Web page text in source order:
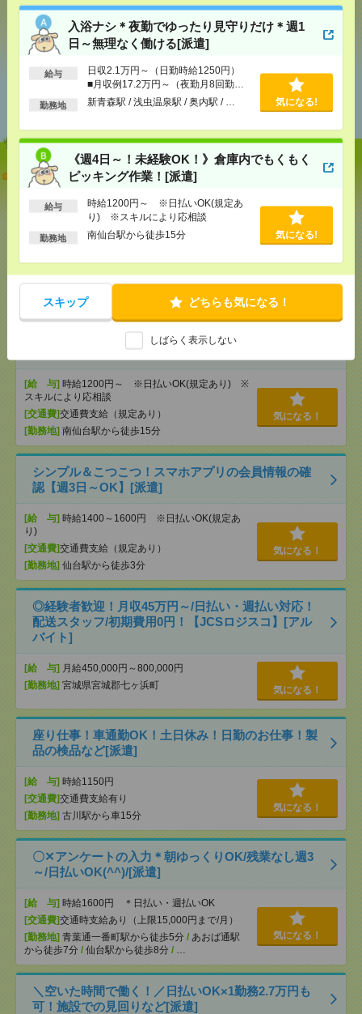
入浴ナシ＊夜勤でゆったり見守りだけ＊週1
日～無理なく働ける[派遣]
給与
日収2.1万円～（日勤時給1250円）
■月収例17.2万円～（夜勤月8回勤務
の場合）
勤務地 新青森駅 / 浅虫温泉駅 / 奥内駅 / … 気になる!
《週4日～！未経験OK！》倉庫内でもくもく
ピッキング作業！[派遣]
給与
時給1200円～ ※日払いOK(規定あ
り) ※スキルにより応相談
勤務地 南仙台駅から徒歩15分 気になる!
スキップ どちらも気になる！
しばらく表示しない
シェア ツイート ブックマーク
あなたの閲覧履歴からの
おすすめ
入浴ナシ＊夜勤でゆったり見守りだけ＊週1日～無理
なく働ける[派遣]
日収2.1万円～（日勤時給1250円） ■月
収例17.2万円～（夜勤月8回勤務の場合）
（規定あり） ■無料駐車場もご相談ください
[勤務地]新青森駅 奥内駅 / …
気になる！
《週4日～！未経験OK！》倉庫内でもくもくピッキ
[給 与] 時給1200円～ ※日払いOK(規定あり) ※
スキルにより応相談
[交通費]交通費支給（規定あり）
[勤務地] 南仙台駅から徒歩15分
気になる！
シンプル＆こつこつ！スマホアプリの会員情報の確
認【週3日～OK】[派遣]
[給 与] 時給1400～1600円 ※日払いOK(規定あ
り)
[交通費]交通費支給（規定あり）
[勤務地] 仙台駅から徒歩3分
気になる！
◎経験者歓迎！月収45万円～/日払い・週払い対応！
配送スタッフ/初期費用0円！【JCSロジスコ】[アル
バイト]
[給 与] 月給450,000円～800,000円
[勤務地] 宮城県宮城郡七ヶ浜町 気になる！
座り仕事！車通勤OK！土日休み！日勤のお仕事！製
品の検品など[派遣]
[給 与] 時給1150円
[交通費]交通費支給有り
[勤務地] 古川駅から車15分
気になる！
〇✕アンケートの入力＊朝ゆっくりOK/残業なし週3
～/日払いOK(^^)/[派遣]
[給 与] 時給1600円 ＊日払い・週払いOK
[交通費]交通時支給あり（上限15,000円まで/月）
[勤務地] 青葉通一番町駅から徒歩5分 / あおば通駅
から徒歩7分 / 仙台駅から徒歩8分 / …
気になる！
＼空いた時間で働く！／日払いOK×1勤務2.7万円も
可！施設での見回りなど[派遣]